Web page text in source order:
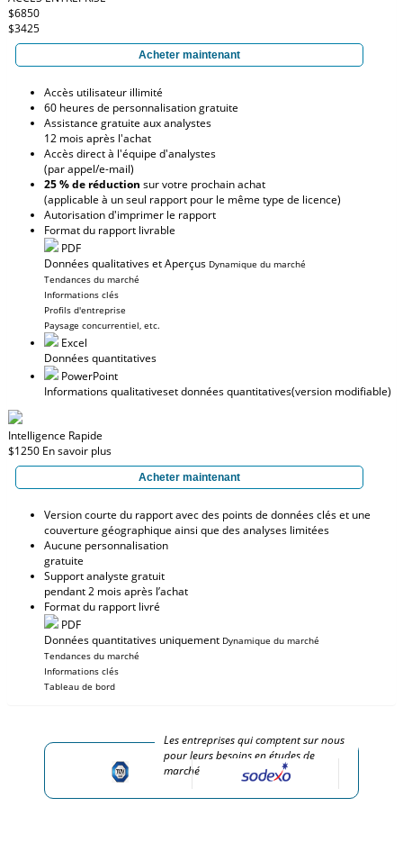
$6850
$3425
Acheter maintenant
Accès utilisateur illimité
60 heures de personnalisation gratuite
Assistance gratuite aux analystes
12 mois après l'achat
Accès direct à l'équipe d'analystes
(par appel/e-mail)
25 % de réduction sur votre prochain achat
(applicable à un seul rapport pour le même type de licence)
Autorisation d'imprimer le rapport
Format du rapport livrable
PDF
Données qualitatives et Aperçus Dynamique du marché
Tendances du marché
Informations clés
Profils d'entreprise
Paysage concurrentiel, etc.
Excel
Données quantitatives
PowerPoint
Informations qualitativeset données quantitatives(version modifiable)
Intelligence Rapide
$1250 En savoir plus
Acheter maintenant
Version courte du rapport avec des points de données clés et une
couverture géographique ainsi que des analyses limitées
Aucune personnalisation
gratuite
Support analyste gratuit
pendant 2 mois après l’achat
Format du rapport livré
PDF
Données quantitatives uniquement Dynamique du marché
Tendances du marché
Informations clés
Tableau de bord
Les entreprises qui comptent sur nous
pour leurs besoins en études de
marché